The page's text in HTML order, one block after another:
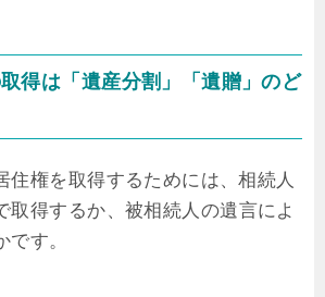
得は「遺産分割」「遺贈」のど
住権を取得するためには、相続人
取得するか、被相続人の遺言によ
です。